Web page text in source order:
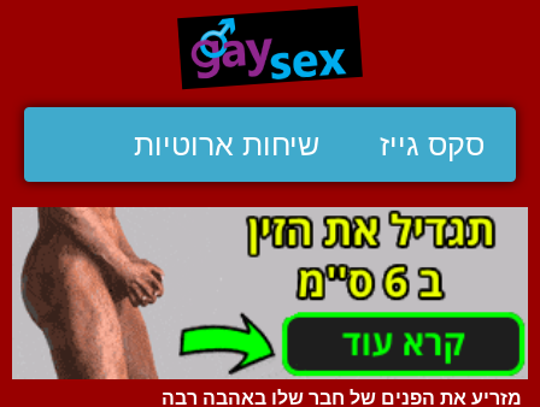
סקס גייז שיחות ארוטיות
מזריע את הפנים של חבר שלו באהבה רבה